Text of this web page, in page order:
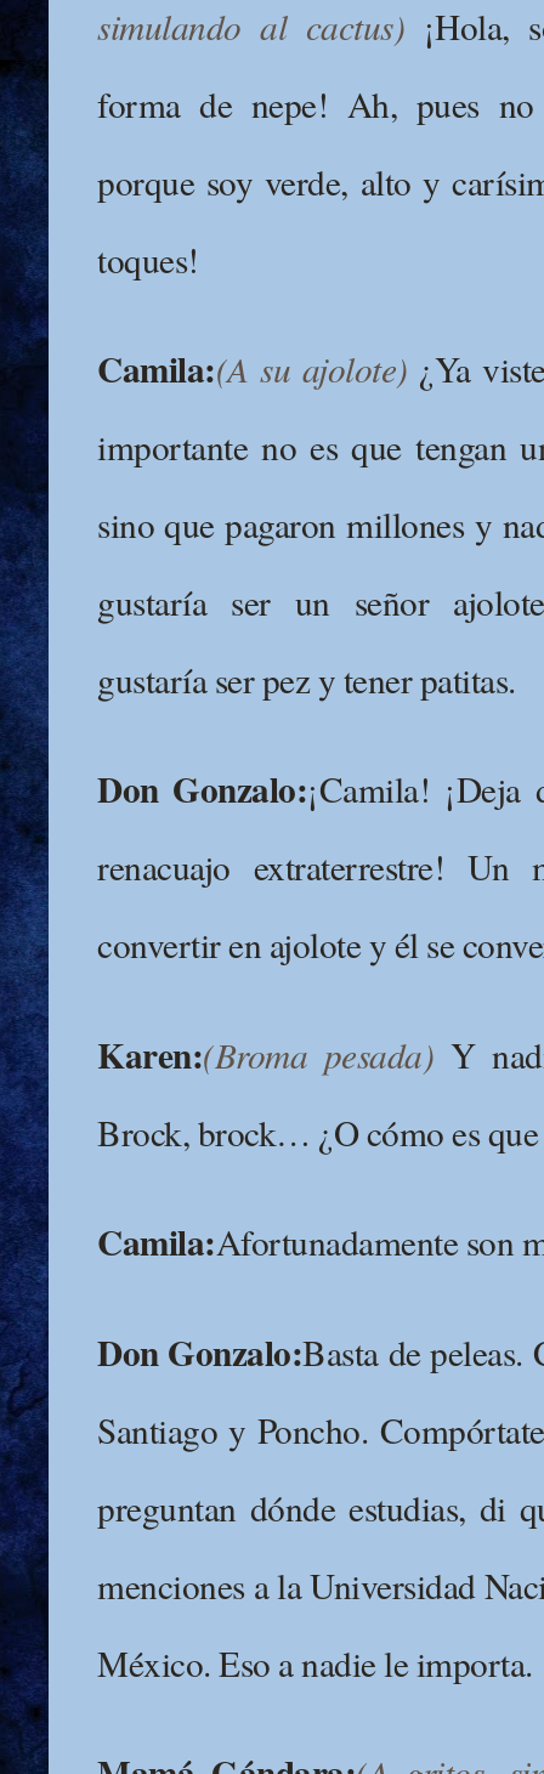
simulando al cactus) ¡Hola,
forma de nepe! Ah, pues no
porque soy verde, alto y
toques!
Camila:(A su ajolote) ¿Ya
importante no es que tengan
sino que pagaron millones y
gustaría ser un señor
gustaría ser pez y tener patitas.
Don Gonzalo:¡Camila! ¡Deja
renacuajo extraterrestre!
convertir en ajolote y él se
Karen:(Broma pesada) Y
Brock, brock… ¿O cómo es que
Camila:Afortunadamente son
Don Gonzalo:Basta de
Santiago y Poncho.
preguntan dónde estudias, di
menciones a la Universidad
México. Eso a nadie le importa.